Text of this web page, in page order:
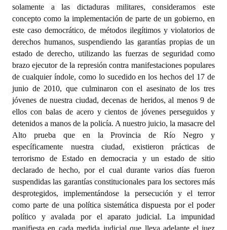
solamente a las dictaduras militares, consideramos este
concepto como la implementación de parte de un gobierno, en
este caso democrático, de métodos ilegítimos y violatorios de
derechos humanos, suspendiendo las garantías propias de un
estado de derecho, utilizando las fuerzas de seguridad como
brazo ejecutor de la represión contra manifestaciones populares
de cualquier índole, como lo sucedido en los hechos del 17 de
junio de 2010, que culminaron con el asesinato de los tres
jóvenes de nuestra ciudad, decenas de heridos, al menos 9 de
ellos con balas de acero y cientos de jóvenes perseguidos y
detenidos a manos de la policía. A nuestro juicio, la masacre del
Alto prueba que en la Provincia de Río Negro y
específicamente nuestra ciudad, existieron prácticas de
terrorismo de Estado en democracia y un estado de sitio
declarado de hecho, por el cual durante varios días fueron
suspendidas las garantías constitucionales para los sectores más
desprotegidos, implementándose la persecución y el terror
como parte de una política sistemática dispuesta por el poder
político y avalada por el aparato judicial. La impunidad
manifiesta en cada medida judicial que lleva adelante el juez